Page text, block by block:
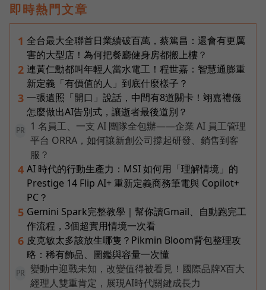
即時熱門文章
1 全台最大全聯首日業績破百萬，蔡篤昌：還會有更厲
害的大型店！為何把餐廳健身房都搬上樓？
2 連黃仁勳都叫年輕人當水電工！程世嘉：智慧通膨重
新定義「有價值的人」到底什麼樣子？
3 一張遺照「開口」說話，中間有8道關卡！翊嘉禮儀
怎麼做出AI告別式，讓逝者最後道別？
PR
1 名員工、一支 AI 團隊全包辦——企業 AI 員工管理
平台 ORRA，如何讓新創公司撐起研發、銷售到客
服？
4 AI 時代的行動生產力：MSI 如何用「理解情境」的
Prestige 14 Flip AI+ 重新定義商務筆電與 Copilot+
PC？
5 Gemini Spark完整教學｜幫你讀Gmail、自動跑完工
作流程，3個超實用情境一次看
6 皮克敏太多該放生哪隻？Pikmin Bloom背包整理攻
略：稀有飾品、圖鑑與容量一次懂
PR
變動中迎戰未知，改變值得被看見！國際品牌X百大
經理人雙重肯定，展現AI時代關鍵成長力